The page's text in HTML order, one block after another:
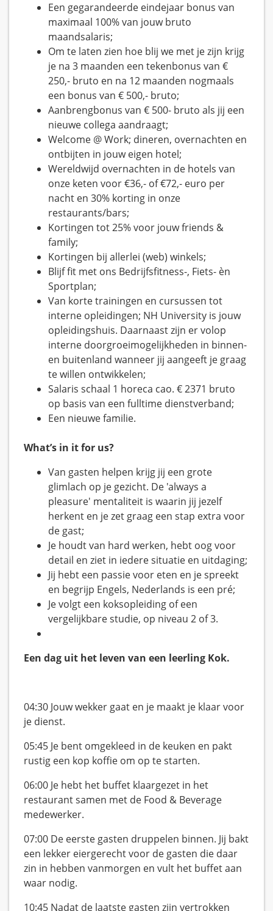
Een gegarandeerde eindejaar bonus van
maximaal 100% van jouw bruto
maandsalaris;
Om te laten zien hoe blij we met je zijn krijg
je na 3 maanden een tekenbonus van €
250,- bruto en na 12 maanden nogmaals
een bonus van € 500,- bruto;
Aanbrengbonus van € 500- bruto als jij een
nieuwe collega aandraagt;
Welcome @ Work; dineren, overnachten en
ontbijten in jouw eigen hotel;
Wereldwijd overnachten in de hotels van
onze keten voor €36,- of €72,- euro per
nacht en 30% korting in onze
restaurants/bars;
Kortingen tot 25% voor jouw friends &
family;
Kortingen bij allerlei (web) winkels;
Blijf fit met ons Bedrijfsfitness-, Fiets- èn
Sportplan;
Van korte trainingen en cursussen tot
interne opleidingen; NH University is jouw
opleidingshuis. Daarnaast zijn er volop
interne doorgroeimogelijkheden in binnen-
en buitenland wanneer jij aangeeft je graag
te willen ontwikkelen;
Salaris schaal 1 horeca cao. € 2371 bruto
op basis van een fulltime dienstverband;
Een nieuwe familie.
What’s in it for us?
Van gasten helpen krijg jij een grote
glimlach op je gezicht. De 'always a
pleasure' mentaliteit is waarin jij jezelf
herkent en je zet graag een stap extra voor
de gast;
Je houdt van hard werken, hebt oog voor
detail en ziet in iedere situatie en uitdaging;
Jij hebt een passie voor eten en je spreekt
en begrijp Engels, Nederlands is een pré;
Je volgt een koksopleiding of een
vergelijkbare studie, op niveau 2 of 3.
Een dag uit het leven van een leerling Kok.
04:30 Jouw wekker gaat en je maakt je klaar voor
je dienst.
05:45 Je bent omgekleed in de keuken en pakt
rustig een kop koffie om op te starten.
06:00 Je hebt het buffet klaargezet in het
restaurant samen met de Food & Beverage
medewerker.
07:00 De eerste gasten druppelen binnen. Jij bakt
een lekker eiergerecht voor de gasten die daar
zin in hebben vanmorgen en vult het buffet aan
waar nodig.
10:45 Nadat de laatste gasten zijn vertrokken